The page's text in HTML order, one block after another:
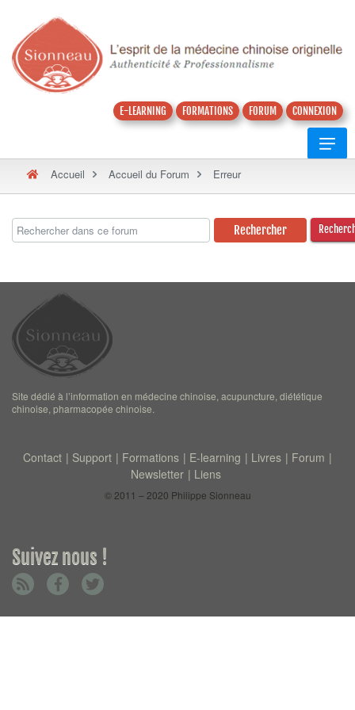
E-LEARNING FORMATIONS FORUM CONNEXION
Accueil Accueil du Forum Erreur
Site dédié à l’information en médecine chinoise, acupuncture, diététique
chinoise, pharmacopée chinoise.
Contact Support Formations E-learning Livres
Forum
Newsletter
Liens
© 2011 – 2020 Philippe Sionneau
Suivez nous !